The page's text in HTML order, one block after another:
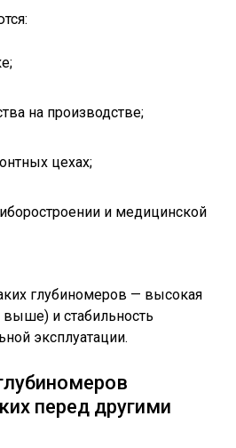
на производстве;
цехах;
и медицинской
глубиномеров — высокая
и стабильность
эксплуатации.
перед другими